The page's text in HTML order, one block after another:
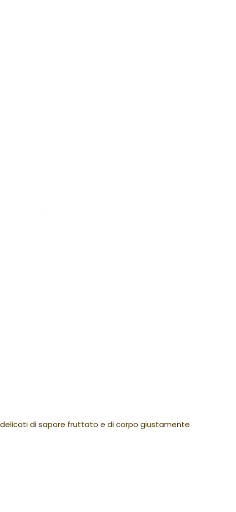
di sapore fruttato e di corpo giustamente